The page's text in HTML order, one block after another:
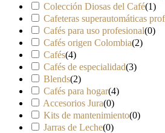
Colección Diosas del Café(1)
Cafeteras superautomáticas
Cafés para uso profesional(0)
Cafés origen Colombia(2)
Cafés(4)
Cafés de especialidad(3)
Blends(2)
Cafés para hogar(4)
Accesorios Jura(0)
Kits de mantenimiento(0)
Jarras de Leche(0)